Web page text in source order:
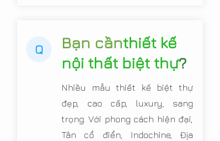
Q Bạn cầnthiết kế
nội thất biệt thự?
Nhiều mẫu thiết kế biệt thự
đẹp, cao cấp, luxury, sang
trọng. Với phong cách hiện đại,
Tân cổ điển, Indochine, Địa